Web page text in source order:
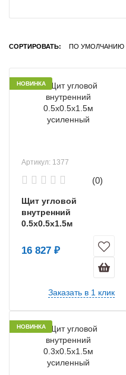
СОРТИРОВАТЬ: ПО УМОЛЧАНИЮ
НОВИНКА
Артикул: 1377
(0)
Щит угловой
внутренний
0.5х0.5х1.5м
16 827 ₽
Заказать в 1 клик
НОВИНКА